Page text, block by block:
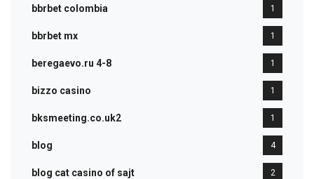
bbrbet colombia 1
bbrbet mx 1
beregaevo.ru 4-8 1
bizzo casino 1
bksmeeting.co.uk2 1
blog 4
blog cat casino of sajt 2